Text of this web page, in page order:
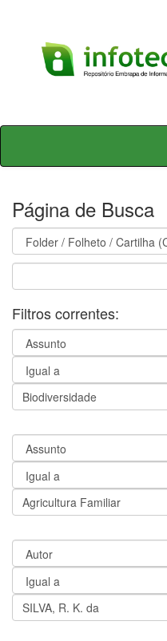
Skip
Página de Busca
Filtros correntes: